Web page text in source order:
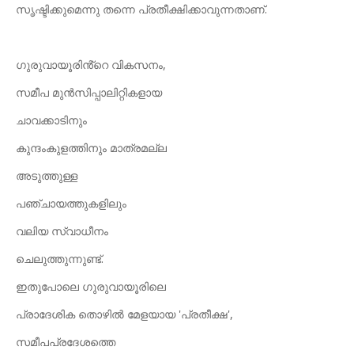
സൃഷ്ടിക്കുമെന്നു തന്നെ പ്രതീക്ഷിക്കാവുന്നതാണ്.
ഗുരുവായൂരിൻ്റെ വികസനം,
സമീപ മുൻസിപ്പാലിറ്റികളായ
ചാവക്കാടിനും
കുന്ദംകുളത്തിനും മാത്രമല്ല
അടുത്തുള്ള
പഞ്ചായത്തുകളിലും
വലിയ സ്വാധീനം
ചെലുത്തുന്നുണ്ട്.
ഇതുപോലെ ഗുരുവായൂരിലെ
പ്രാദേശിക തൊഴിൽ മേളയായ 'പ്രതീക്ഷ',
സമീപപ്രദേശത്തെ